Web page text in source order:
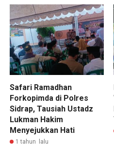
Safari Ramadhan
Forkopimda di Polres
Sidrap, Tausiah Ustadz
Lukman Hakim
Menyejukkan Hati
1 tahun lalu